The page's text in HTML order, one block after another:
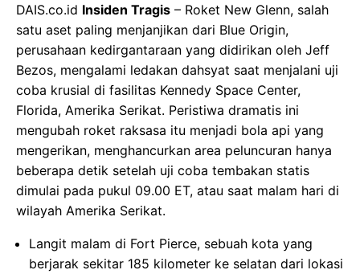
DAIS.co.id Insiden Tragis – Roket New Glenn, salah
satu aset paling menjanjikan dari Blue Origin,
perusahaan kedirgantaraan yang didirikan oleh Jeff
Bezos, mengalami ledakan dahsyat saat menjalani uji
coba krusial di fasilitas Kennedy Space Center,
Florida, Amerika Serikat. Peristiwa dramatis ini
mengubah roket raksasa itu menjadi bola api yang
mengerikan, menghancurkan area peluncuran hanya
beberapa detik setelah uji coba tembakan statis
dimulai pada pukul 09.00 ET, atau saat malam hari di
wilayah Amerika Serikat.
Langit malam di Fort Pierce, sebuah kota yang
berjarak sekitar 185 kilometer ke selatan dari lokasi